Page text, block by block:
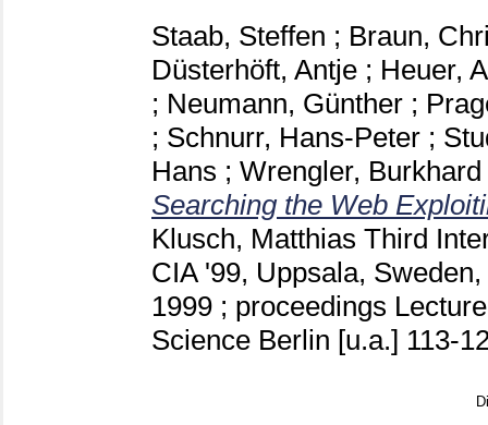
Staab, Steffen ; Braun,
Düsterhöft, Antje ; Heuer,
; Neumann, Günther ;
; Schnurr, Hans-Peter ;
Hans ; Wrengler, Burkhard
Searching the Web
Klusch, Matthias Third
CIA '99, Uppsala,
1999 ; proceedings
Science Berlin [u.a.] 113-